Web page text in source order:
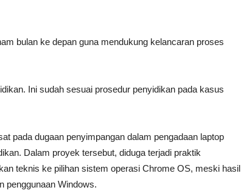
bulan ke depan guna mendukung kelancaran proses
Ini sudah sesuai prosedur penyidikan pada kasus
pada dugaan penyimpangan dalam pengadaan laptop
Dalam proyek tersebut, diduga terjadi praktik
teknis ke pilihan sistem operasi Chrome OS, meski hasil
penggunaan Windows.